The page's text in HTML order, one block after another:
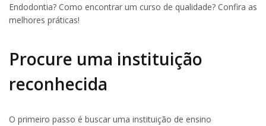
Endodontia? Como encontrar um curso de qualidade? Confira as
melhores práticas!
Procure uma instituição
reconhecida
O primeiro passo é buscar uma instituição de ensino